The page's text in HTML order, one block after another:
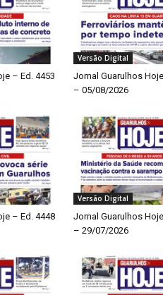
– Ed. 4453
Versão Digital
Jornal Guarulhos
– 05/08/2026
– Ed. 4448
Versão Digital
Jornal Guarulhos
– 29/07/2026